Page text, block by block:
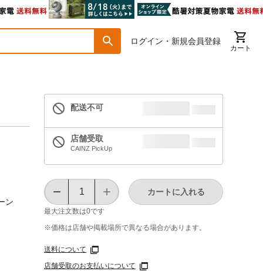
ログイン・新規会員登録
カート
ン
配送不可
店舗受取
CAINZ PickUp
最大注文数は0です
カートに入れる
※価格は​店舗や​掲載場所で​異なる​場合が​あります。
送料について
店舗受取のお支払いについて